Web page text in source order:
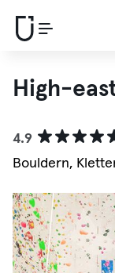
High-
4.9
Bouldern,